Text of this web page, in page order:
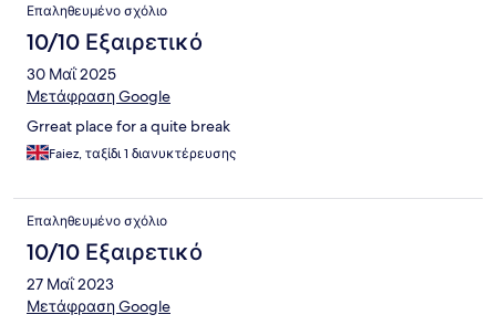
Επαληθευμένο σχόλιο
10/10 Εξαιρετικό
30 Μαΐ 2025
Μετάφραση Google
Grreat place for a quite break
Faiez, ταξίδι 1 διανυκτέρευσης
Επαληθευμένο σχόλιο
10/10 Εξαιρετικό
27 Μαΐ 2023
Μετάφραση Google